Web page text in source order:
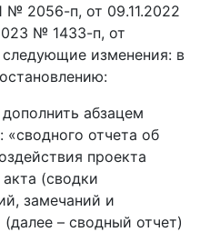
№ 2056-п, от 09.11.2022
№ 1433-п, от
изменения: в
дополнить абзацем
отчета об
проекта
(сводки
замечаний и
– сводный отчет)